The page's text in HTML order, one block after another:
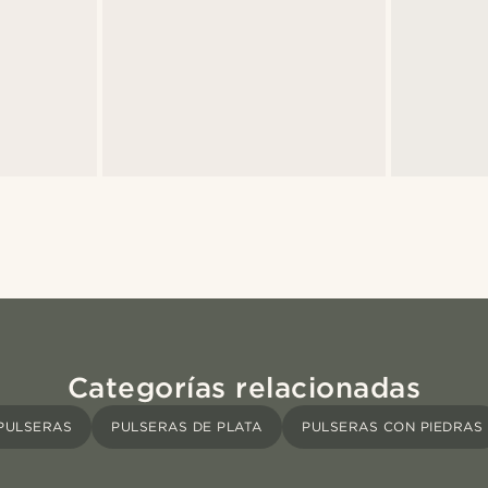
Categorías relacionadas
PULSERAS DE PLATA PULSERAS CON PIEDRAS